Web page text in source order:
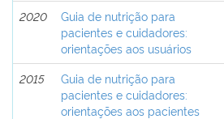
2020
Guia de nutrição para
pacientes e cuidadores:
orientações aos usuários
2015
Guia de nutrição para
pacientes e cuidadores:
orientações aos pacientes